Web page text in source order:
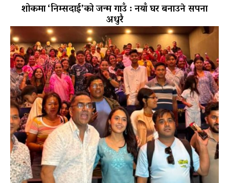
शोकमा ‘निम्सदाई’को जन्म गाउँ : नयाँ घर बनाउने सपना
अधुरै